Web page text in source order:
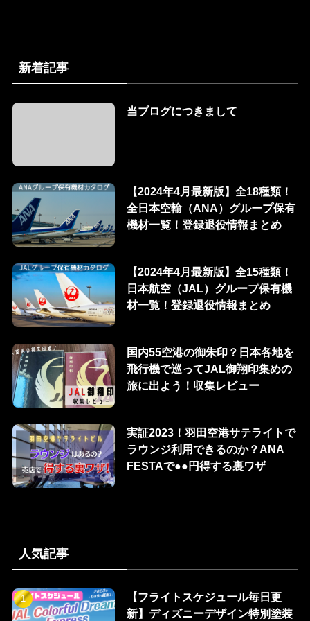
新着記事
当ブログにつきまして
【2024年4月最新版】全18種類！
全日本空輸（ANA）グループ保有
機材一覧！登録退役情報まとめ
【2024年4月最新版】全15種類！
日本航空（JAL）グループ保有機
材一覧！登録退役情報まとめ
国内55空港の御朱印？日本各地を
飛行機で巡ってJAL御翔印集めの
旅に出よう！収集レビュー
実証2023！羽田空港サテライトで
ラウンジ利用できるのか？ANA
FESTAで●●円得する裏ワザ
人気記事
【フライトスケジュール毎日更
新】ディズニーデザイン特別塗装